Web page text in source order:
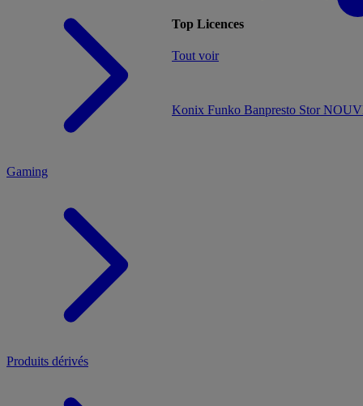
Konix Funko Banpresto Stor
Gaming
Produits dérivés
Top Licences
Tout voir